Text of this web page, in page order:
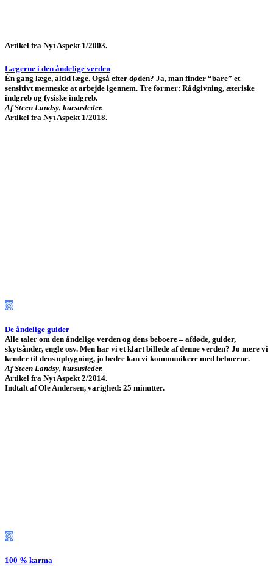
Artikel fra Nyt Aspekt 1/2003.
Lægerne i den åndelige verden
Én gang læge, altid læge. Også efter døden? Ja, man finder “bare” et
sensitivt menneske at arbejde igennem. Tre former: Rådgivning, æteriske
indgreb og fysiske indgreb.
Af Steen Landsy, kursusleder.
Artikel fra Nyt Aspekt 1/2018.
De åndelige guider
Alle taler om den åndelige verden og dens beboere – afdøde, guider,
skytsånder, engle osv. Men har vi et klart billede af denne verden? Jo mere vi
kender til dens opbygning, jo bedre kan vi kommunikere med beboerne.
Af Steen Landsy, kursusleder.
Artikel fra Nyt Aspekt 2/2014.
Indtalt af Ole Andersen, varighed: 25 minutter.
100 % karma